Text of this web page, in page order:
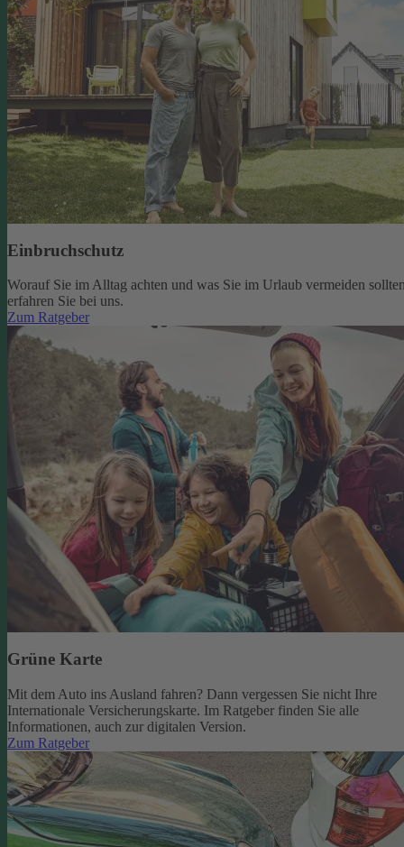
Einbruchschutz
Worauf Sie im Alltag achten und was Sie im Urlaub vermeiden
erfahren Sie bei uns.
Zum Ratgeber
Grüne Karte
Mit dem Auto ins Ausland fahren? Dann vergessen Sie nicht Ihre
Internationale Versicherungskarte. Im Ratgeber finden Sie alle
Informationen, auch zur digitalen Version.
Zum Ratgeber